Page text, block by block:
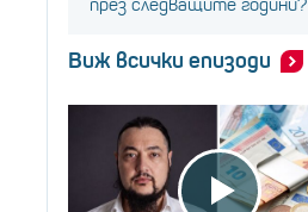
през следващите години?
Виж всички епизоди